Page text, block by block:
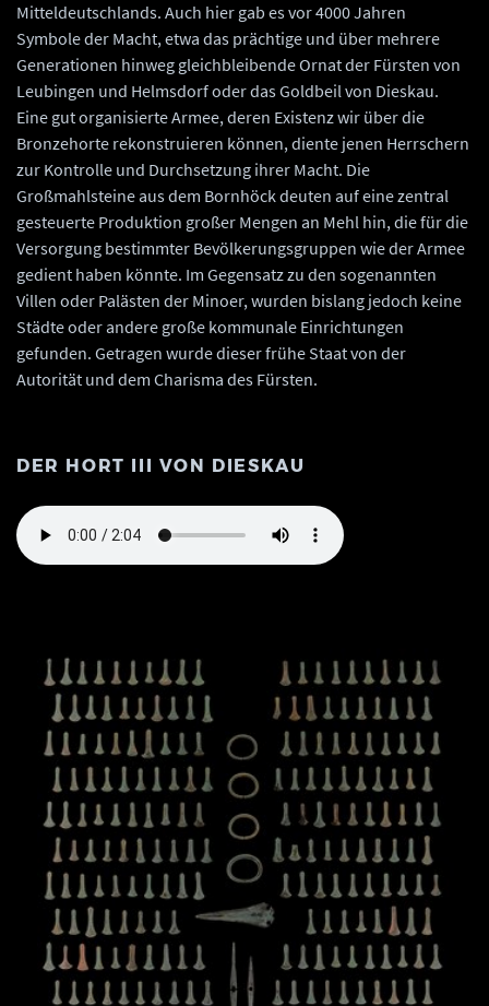
Mitteldeutschlands. Auch hier gab es vor 4000 Jahren
Symbole der Macht, etwa das prächtige und über mehrere
Generationen hinweg gleichbleibende Ornat der Fürsten von
Leubingen und Helmsdorf oder das Goldbeil von Dieskau.
Eine gut organisierte Armee, deren Existenz wir über die
Bronzehorte rekonstruieren können, diente jenen Herrschern
zur Kontrolle und Durchsetzung ihrer Macht. Die
Großmahlsteine aus dem Bornhöck deuten auf eine zentral
gesteuerte Produktion großer Mengen an Mehl hin, die für die
Versorgung bestimmter Bevölkerungsgruppen wie der Armee
gedient haben könnte. Im Gegensatz zu den sogenannten
Villen oder Palästen der Minoer, wurden bislang jedoch keine
Städte oder andere große kommunale Einrichtungen
gefunden. Getragen wurde dieser frühe Staat von der
Autorität und dem Charisma des Fürsten.
DER HORT III VON DIESKAU